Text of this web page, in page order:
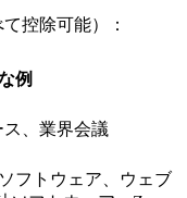
て控除可能）：
例
、業界会議
フトウェア、ウェブ